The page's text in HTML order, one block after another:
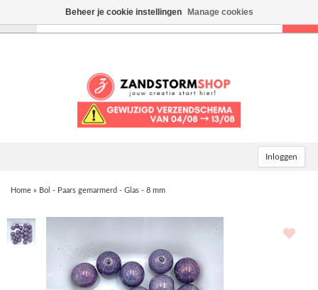
Inloggen
Home » Bol - Paars gemarmerd - Glas - 8 mm
Beheer je cookie instellingen Manage cookies